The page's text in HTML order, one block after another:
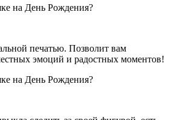
печатью. Позволит вам
эмоций и радостных моментов!